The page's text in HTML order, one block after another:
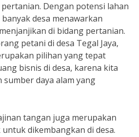
Dengan potensi lahan
desa menawarkan
di bidang pertanian.
petani di desa Tegal Jaya,
pilihan yang tepat
bisnis di desa, karena kita
daya alam yang
tangan juga merupakan
dikembangkan di desa.